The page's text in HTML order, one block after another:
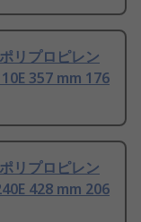
リプロピレン
357 mm 176
リプロピレン
428 mm 206